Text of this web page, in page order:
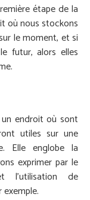
étape de la
où nous stockons
le moment, et si
futur, alors elles
endroit où sont
utiles sur une
Elle englobe la
exprimer par le
l’utilisation de